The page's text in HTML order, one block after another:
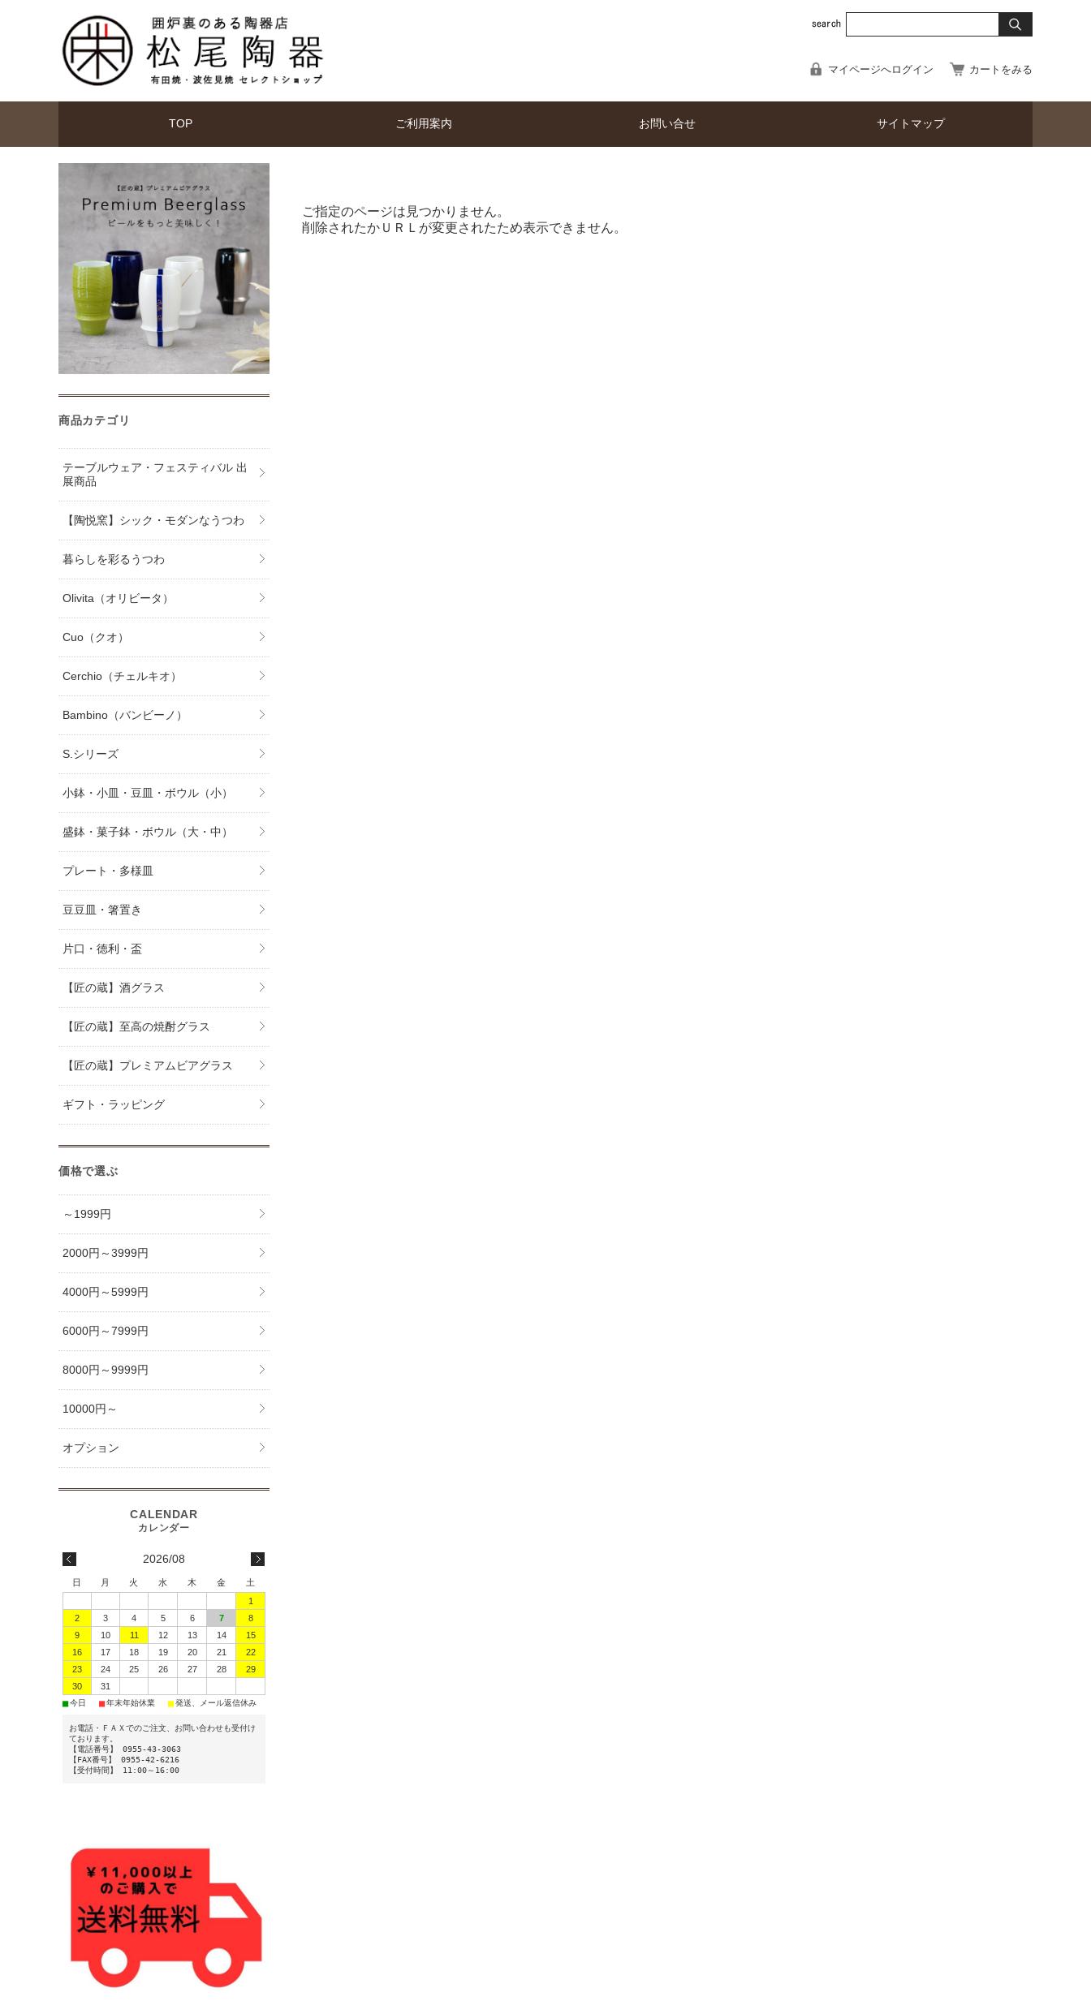
マイページへログイン カートをみる
TOP ご利用案内 お問い合せ サイトマップ
ご指定のページは見つかりません。
削除されたかＵＲＬが変更されたため表示できません。
商品カテゴリ
テーブルウェア・フェスティバル 出
展商品
【陶悦窯】シック・モダンなうつわ
暮らしを彩るうつわ
Olivita（オリビータ）
Cuo（クオ）
Cerchio（チェルキオ）
Bambino（バンビーノ）
S.シリーズ
小鉢・小皿・豆皿・ボウル（小）
盛鉢・菓子鉢・ボウル（大・中）
プレート・多様皿
豆豆皿・箸置き
片口・徳利・盃
【匠の蔵】酒グラス
【匠の蔵】至高の焼酎グラス
【匠の蔵】プレミアムビアグラス
ギフト・ラッピング
価格で選ぶ
～1999円
2000円～3999円
4000円～5999円
6000円～7999円
8000円～9999円
10000円～
オプション
2026/08
日 月 火 水 木 金
土
1
2
3 4 5 6 7
8
9
10 11 12 13 14
15
16
17 18 19 20 21
22
23
24 25 26 27 28
29
30
31
■今日 ■年末年始休業 ■発送、メール返信休み
お電話・ＦＡＸでのご注文、お問い合わせも受付け
ております。
【電話番号】 0955-43-3063
【FAX番号】 0955-42-6216
【受付時間】 11:00～16:00